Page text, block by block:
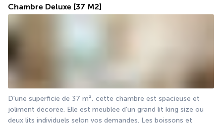
Chambre Deluxe [37 M2]
D'une superficie de 37 m², cette chambre est spacieuse et
joliment décorée. Elle est meublée d'un grand lit king size ou
deux lits individuels selon vos demandes. Les boissons et